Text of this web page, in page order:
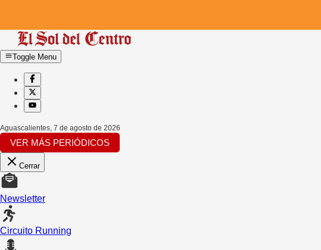
Toggle Menu
Aguascalientes, 7 de agosto de 2026
VER MÁS PERIÓDICOS
Cerrar
Newsletter
Circuito Running